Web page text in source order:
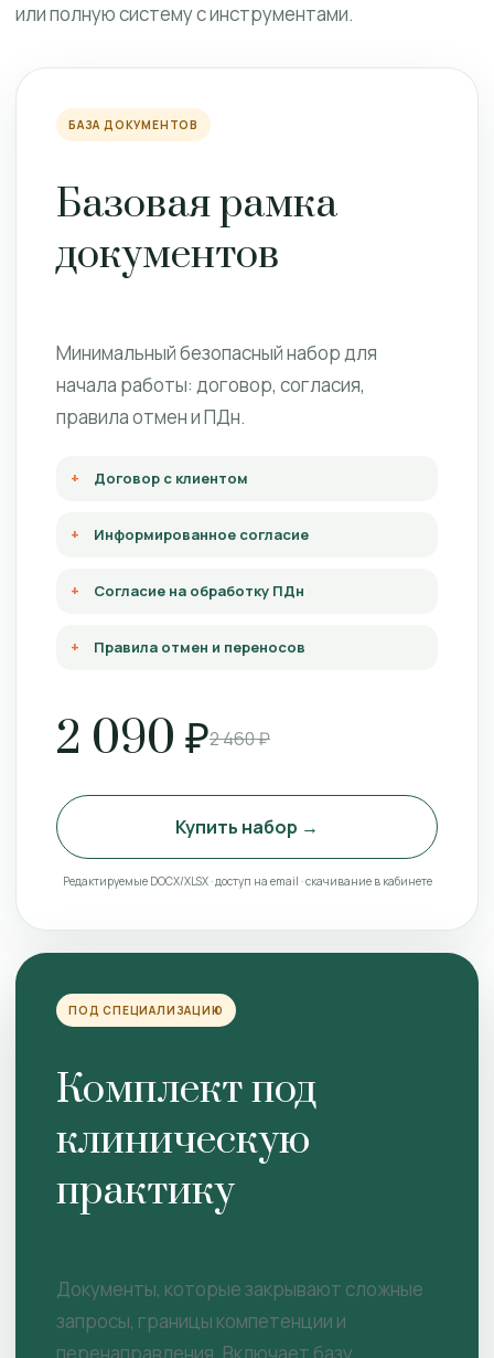
или полную систему с инструментами.
БАЗА ДОКУМЕНТОВ
Базовая рамка
документов
Минимальный безопасный набор для
начала работы: договор, согласия,
правила отмен и ПДн.
Договор с клиентом
Информированное согласие
Согласие на обработку ПДн
Правила отмен и переносов
2 090 ₽2 460 ₽
Купить набор →
Редактируемые DOCX/XLSX · доступ на email · скачивание в кабинете
ПОД СПЕЦИАЛИЗАЦИЮ
Комплект под
клиническую
практику
Документы, которые закрывают сложные
запросы, границы компетенции и